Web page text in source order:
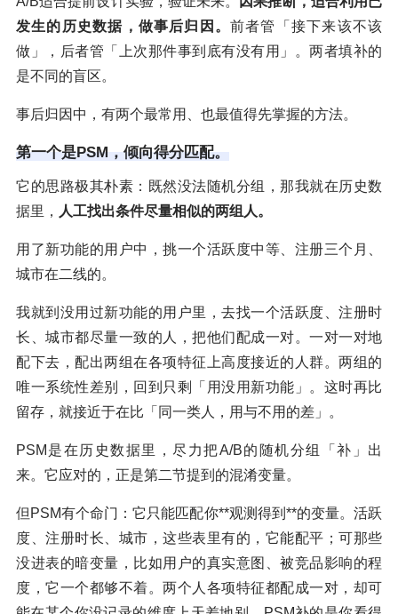
发生的历史数据，做事后归因。前者管「接下来该不该
做」，后者管「上次那件事到底有没有用」。两者填补的
是不同的盲区。
事后归因中，有两个最常用、也最值得先掌握的方法。
第一个是PSM，倾向得分匹配。
它的思路极其朴素：既然没法随机分组，那我就在历史数
据里， 人工找出条件尽量相似的两组人。
用了新功能的用户中，挑一个活跃度中等、注册三个月、
城市在二线的。
我就到没用过新功能的用户里，去找一个活跃度、注册时
长、城市都尽量一致的人，把他们配成一对。一对一对地
配下去，配出两组在各项特征上高度接近的人群。两组的
唯一系统性差别，回到只剩「用没用新功能」。这时再比
留存，就接近于在比「同一类人，用与不用的差」。
PSM是在历史数据里，尽力把A/B的随机分组「补」出
来。它应对的，正是第二节提到的混淆变量。
但PSM有个命门：它只能匹配你**观测得到**的变量。活跃
度、注册时长、城市，这些表里有的，它能配平；可那些
没进表的暗变量，比如用户的真实意图、被竞品影响的程
度，它一个都够不着。两个人各项特征都配成一对，却可